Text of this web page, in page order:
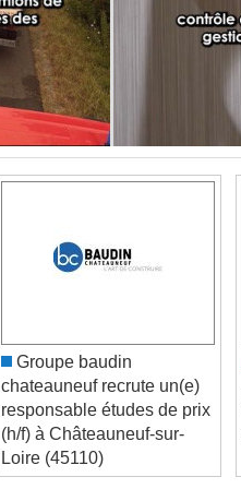
chateauneuf recrute un(e)
responsable études de prix
(h/f) à Châteauneuf-sur-
Loire (45110)